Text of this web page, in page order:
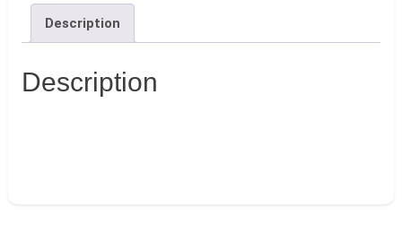
Description
Description